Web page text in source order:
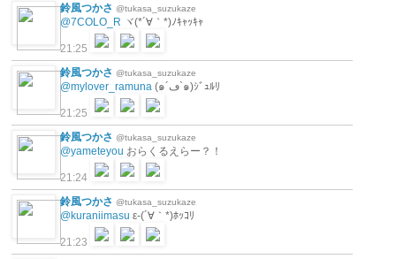
鈴風つかさ @tukasa_suzukaze
@7COLO_R ヾ(*´∀｀*)ﾉｷｬｯｷｬ
21:25
鈴風つかさ @tukasa_suzukaze
@mylover_ramuna (๑´ڡ`๑)ｼﾞｭﾙﾘ
21:25
鈴風つかさ @tukasa_suzukaze
@yameteyou おらくるえらー？！
21:24
鈴風つかさ @tukasa_suzukaze
@kuraniimasu ε-(´∀｀*)ﾎｯｺﾘ
21:23